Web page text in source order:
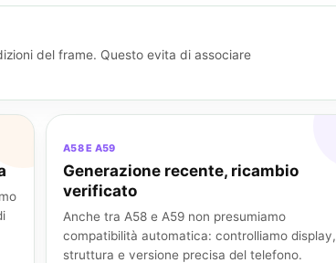
del frame. Questo evita di associare
A58 E A59
Generazione recente, ricambio
verificato
Anche tra A58 e A59 non presumiamo
compatibilità automatica: controlliamo display,
struttura e versione precisa del telefono.